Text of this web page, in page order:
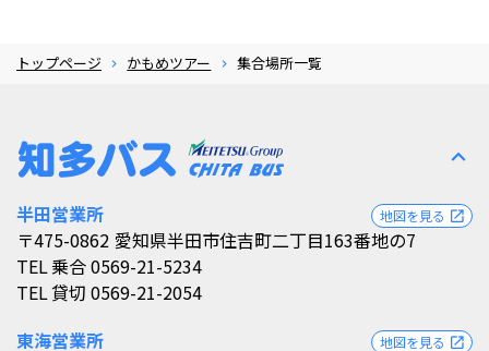
トップページ かもめツアー 集合場所一覧
expand_less
半田営業所
〒475-0862 愛知県半田市住吉町二丁目163番地の7
地図を見る open_in_new
TEL 乗合 0569-21-5234
TEL貸切 0569-21-2054
東海営業所
地図を見る open_in_new